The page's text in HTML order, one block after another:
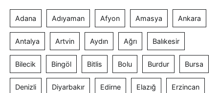
Adana Adıyaman Afyon Amasya Ankara
Antalya Artvin Aydın Ağrı Balıkesir
Bilecik Bingöl Bitlis Bolu Burdur Bursa
Denizli Diyarbakır Edirne Elazığ Erzincan